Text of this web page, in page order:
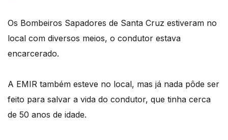
Os Bombeiros Sapadores de Santa Cruz estiveram no
local com diversos meios, o condutor estava
encarcerado.
A EMIR também esteve no local, mas já nada pôde ser
feito para salvar a vida do condutor, que tinha cerca
de 50 anos de idade.